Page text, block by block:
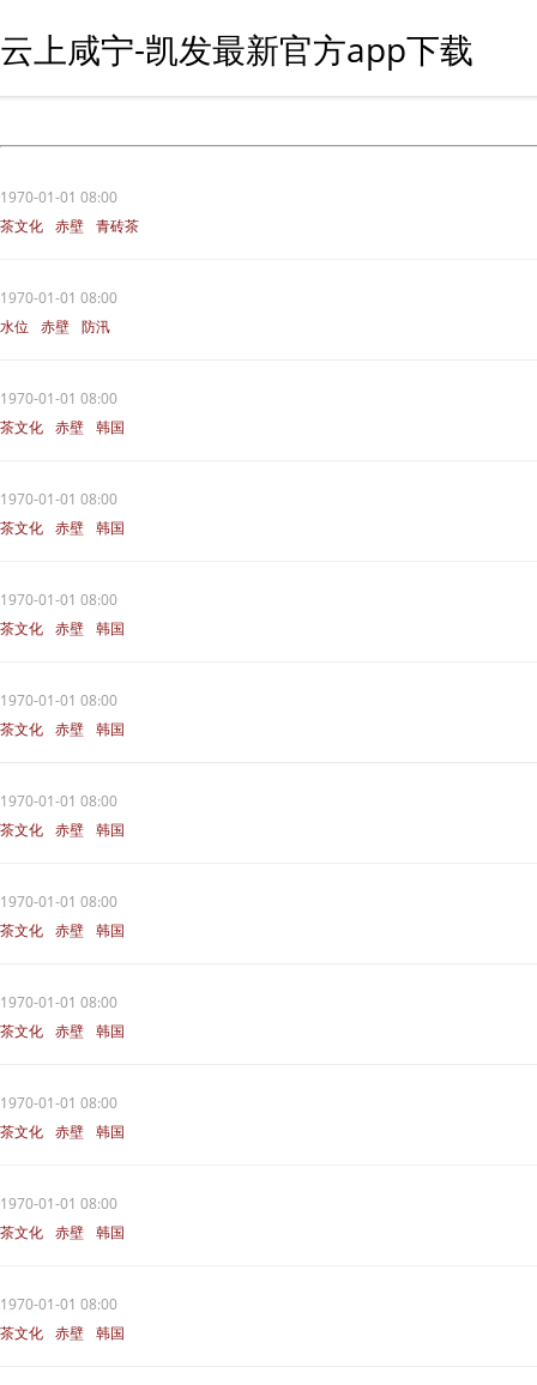
云上咸宁-凯发最新官方app下载
1970-01-01 08:00
茶文化 赤壁 青砖茶
1970-01-01 08:00
水位
赤壁 防汛
1970-01-01 08:00
茶文化 赤壁 韩国
1970-01-01 08:00
茶文化 赤壁 韩国
1970-01-01 08:00
茶文化 赤壁 韩国
1970-01-01 08:00
茶文化 赤壁 韩国
1970-01-01 08:00
茶文化 赤壁 韩国
1970-01-01 08:00
茶文化 赤壁 韩国
1970-01-01 08:00
茶文化 赤壁 韩国
1970-01-01 08:00
茶文化 赤壁 韩国
1970-01-01 08:00
茶文化 赤壁 韩国
1970-01-01 08:00
茶文化 赤壁 韩国